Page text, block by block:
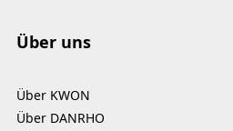
Über uns
Über KWON
Über DANRHO